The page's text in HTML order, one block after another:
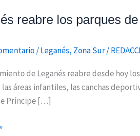
reabre los parques
/Leganés, Zona Sur/
de Leganés reabre desde hoy
las áreas infantiles, las canchas
Príncipe […]